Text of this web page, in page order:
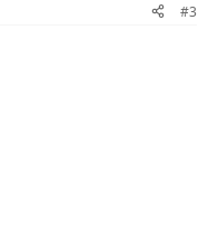
#3